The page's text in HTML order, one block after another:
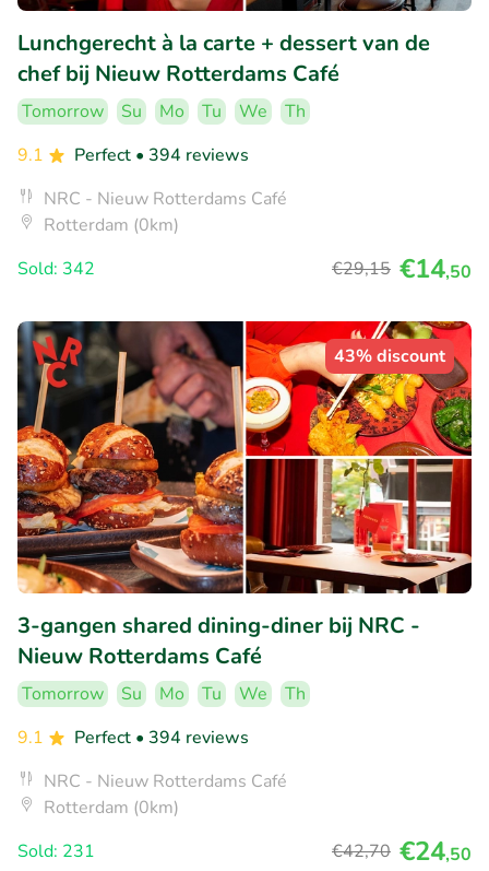
Lunchgerecht à la carte + dessert van de
chef bij Nieuw Rotterdams Café
Tomorrow Su Mo Tu We
Th
9.1
Perfect • 394 reviews
NRC - Nieuw Rotterdams Café
Rotterdam (0km)
Sold: 342
€29,15 €14,50
43% discount
3-gangen shared dining-diner bij NRC -
Nieuw Rotterdams Café
Tomorrow Su Mo Tu We
Th
9.1
Perfect • 394 reviews
NRC - Nieuw Rotterdams Café
Rotterdam (0km)
Sold: 231
€42,70 €24,50